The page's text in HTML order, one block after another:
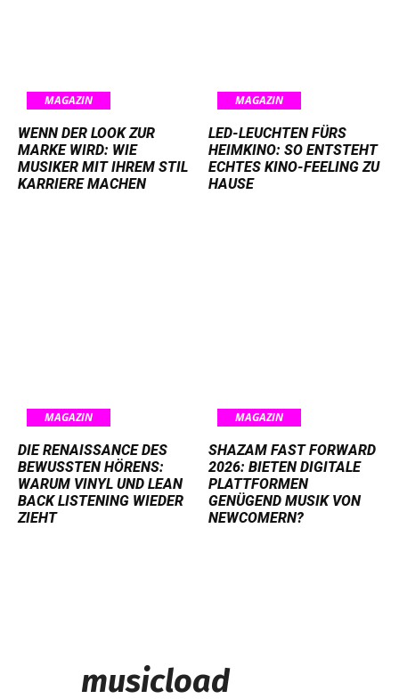
MAGAZIN
WENN DER LOOK ZUR
MARKE WIRD: WIE
MUSIKER MIT IHREM STIL
KARRIERE MACHEN
MAGAZIN
LED-LEUCHTEN FÜRS
HEIMKINO: SO ENTSTEHT
ECHTES KINO-FEELING ZU
HAUSE
MAGAZIN
DIE RENAISSANCE DES
BEWUSSTEN HÖRENS:
WARUM VINYL UND LEAN
BACK LISTENING WIEDER
ZIEHT
MAGAZIN
SHAZAM FAST FORWARD
2026: BIETEN DIGITALE
PLATTFORMEN
GENÜGEND MUSIK VON
NEWCOMERN?
musicload